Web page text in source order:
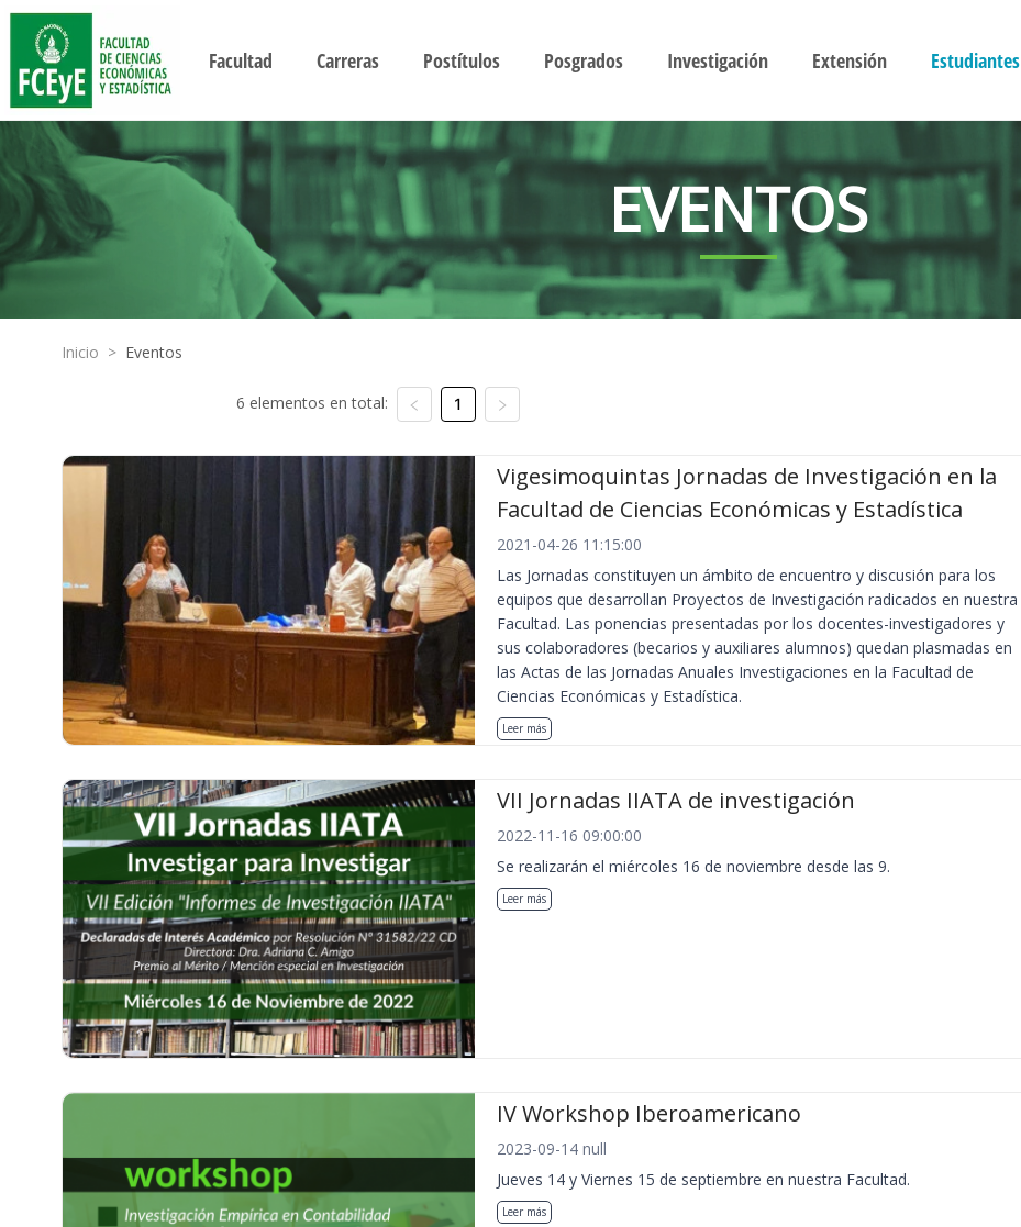
Facultad Carreras Postítulos Posgrados Investigación Extensión Estudiantes
EVENTOS
Inicio > Eventos
6 elementos en total: 1
Vigesimoquintas Jornadas de Investigación en la
Facultad de Ciencias Económicas y Estadística
2021-04-26 11:15:00
Las Jornadas constituyen un ámbito de encuentro y discusión para los
equipos que desarrollan Proyectos de Investigación radicados en nuestra
Facultad. Las ponencias presentadas por los docentes-investigadores y
sus colaboradores (becarios y auxiliares alumnos) quedan plasmadas en
las Actas de las Jornadas Anuales Investigaciones en la Facultad de
Ciencias Económicas y Estadística.
Leer más
VII Jornadas IIATA de investigación
2022-11-16 09:00:00
Se realizarán el miércoles 16 de noviembre desde las 9.
Leer más
IV Workshop Iberoamericano
2023-09-14 null
Jueves 14 y Viernes 15 de septiembre en nuestra Facultad.
Leer más